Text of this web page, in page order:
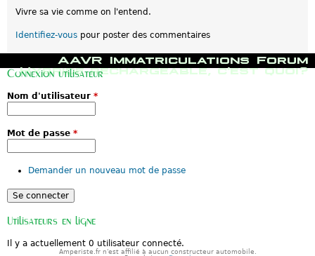
Vivre sa vie comme on l'entend.
Identifiez-vous pour poster des commentaires
M
e
p
Forum
Immatriculations
AAVR
Hybride rechargeable, c'est quoi?
Connexion utilisateur
Nom d'utilisateur *
Mot de passe *
Demander un nouveau mot de passe
Utilisateurs en ligne
Il y a actuellement 0 utilisateur connecté.
Amperiste.fr n'est affilié à aucun constructeur automobile.